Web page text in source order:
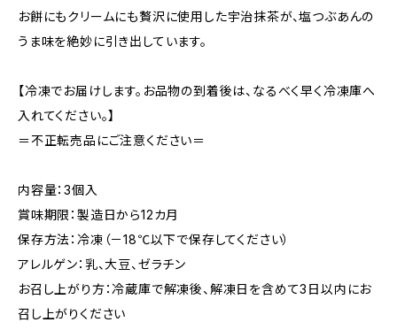
お餅にもクリームにも贅沢に使用した宇治抹茶が、塩つぶあんの
うま味を絶妙に引き出しています。
【冷凍でお届けします。お品物の到着後は、なるべく早く冷凍庫へ
入れてください。】
＝不正転売品にご注意ください＝
内容量：3個入
賞味期限：製造日から12カ月
保存方法：冷凍（－18℃以下で保存してください）
アレルゲン：乳、大豆、ゼラチン
お召し上がり方：冷蔵庫で解凍後、解凍日を含めて3日以内にお
召し上がりください